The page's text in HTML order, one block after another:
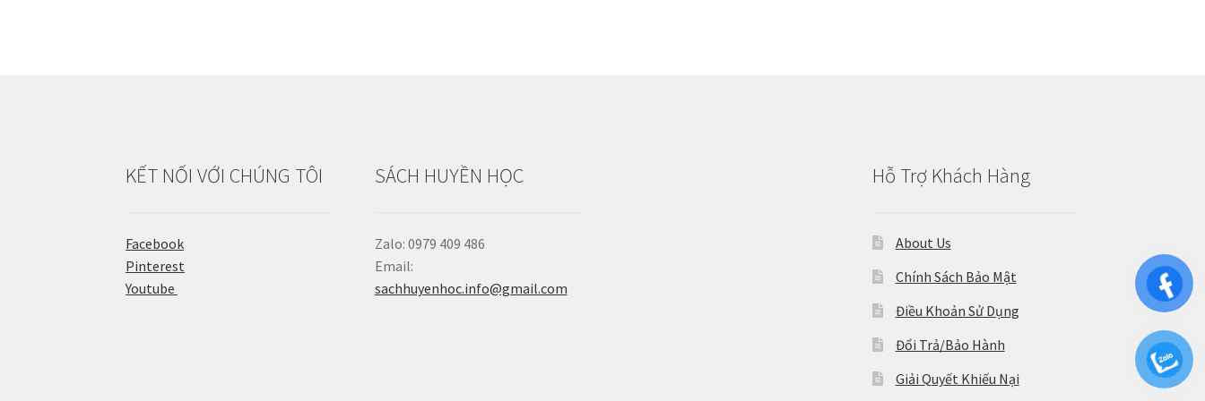
KẾT NỐI VỚI CHÚNG TÔI
Facebook
Pinterest
Youtube
SÁCH HUYỀN HỌC
Zalo: 0979 409 486
Email:
sachhuyenhoc.info@gmail.com
Hỗ Trợ Khách Hàng
About Us
Chính Sách Bảo Mật
Điều Khoản Sử Dụng
Đổi Trả/Bảo Hành
Giải Quyết Khiếu Nại